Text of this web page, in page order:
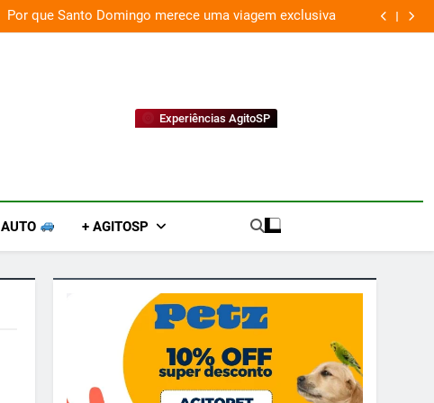
Por que Santo Domingo merece uma viagem exclusiva
Experiências AgitoSP
AUTO + AGITOSP